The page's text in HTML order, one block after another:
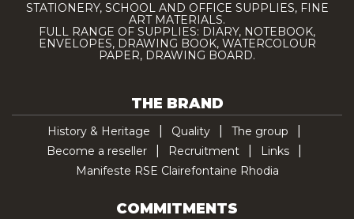
STATIONERY, SCHOOL AND OFFICE SUPPLIES, FINE
ART MATERIALS.
FULL RANGE OF SUPPLIES: DIARY, NOTEBOOK,
ENVELOPES, DRAWING BOOK, WATERCOLOUR
PAPER, DRAWING BOARD.
THE BRAND
History & Heritage Quality
The group
Become a reseller
Recruitment
Links
Manifeste RSE Clairefontaine Rhodia
COMMITMENTS